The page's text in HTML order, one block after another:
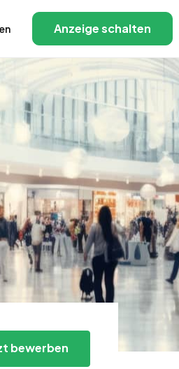
Anzeige schalten
bewerben